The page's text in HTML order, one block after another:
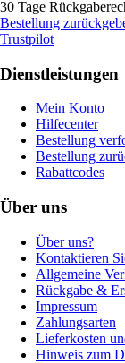
30 Tage
Bestellung
Trustpilot
Dienstleistungen
Mein Konto
Hilfecenter
Bestellung
Bestellung
Rabattcodes
Über uns
Über uns?
Kontaktieren
Allgemeine
Rückgabe &
Impressum
Zahlungsarten
Lieferkosten
Hinweis zum